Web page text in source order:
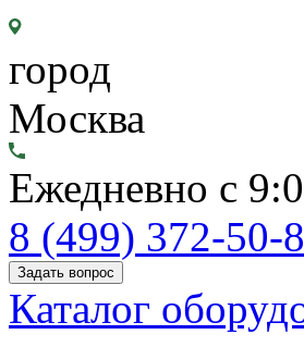
город
Москва
Ежедневно с
8 (499) 372-50-
Задать вопрос
Каталог